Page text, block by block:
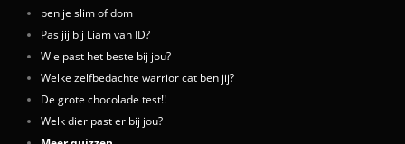
ben je slim of dom
Pas jij bij Liam van ID?
Wie past het beste bij jou?
Welke zelfbedachte warrior cat ben jij?
De grote chocolade test!!
Welk dier past er bij jou?